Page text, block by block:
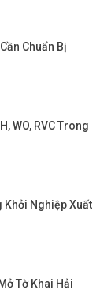
Chuẩn Bị
WO, RVC Trong
Khởi Nghiệp Xuất
Tờ Khai Hải